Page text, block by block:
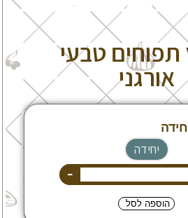
תפוחים טבעי
אורגני
יחידה
-
הוספה לסל